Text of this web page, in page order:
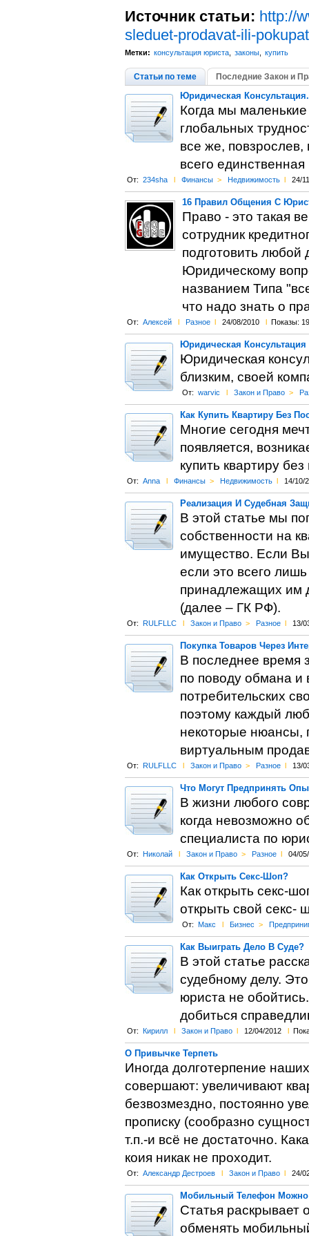
Источник статьи: http://
sleduet-prodavat-ili-
Метки: консультация юриста, законы, купить
Статьи по теме Последние Закон и
Юридическая
Когда мы
глобальных
все же,
всего
От: 234sha l Финансы > Недвижимость l 24/
16 Правил Общения С
Право - это такая
сотрудник
подготовить любой
Юридическому
названием Типа
что надо знать о
От: Алексей l Разное l 24/08/2010 l Показы: 19
Юридическая Консультация
Юридическая
близким, своей
От: warvic l Закон и Право >
Как Купить Квартиру Без
Многие сегодня
появляется,
купить квартиру
От: Anna l Финансы > Недвижимость l 14/10/
Реализация И Судебная
В этой статье мы
собственности на
имущество. Если
если это всего
принадлежащих им
(далее – ГК РФ).
От: RULFLLC l Закон и Право > Разное l 13/
Покупка Товаров Через
В последнее время
по поводу обмана и
потребительских
поэтому каждый
некоторые нюансы,
виртуальным
От: RULFLLC l Закон и Право > Разное l 13/
Что Могут Предпринять
В жизни любого
когда невозможно
специалиста по
От: Николай l Закон и Право > Разное l 04/
Как Открыть Секс-Шоп?
Как открыть секс-
открыть свой секс-
От: Макс l Бизнес >
Как Выиграть Дело В Суде?
В этой статье
судебному делу.
юриста не
добиться
От: Кирилл l Закон и Право l 12/04/2012 l
О Привычке Терпеть
Иногда долготерпение
совершают: увеличивают
безвозмездно, постоянно
прописку (сообразно
т.п.-и всё не достаточно.
коия никак не проходит.
От: Александр Дестроев l Закон и Право l 24/
Мобильный Телефон
Статья раскрывает
обменять